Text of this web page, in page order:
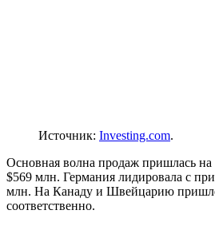
Источник: Investing.com.
Основная волна продаж пришлась
$569 млн. Германия лидировала с
млн. На Канаду и Швейцарию
соответственно.